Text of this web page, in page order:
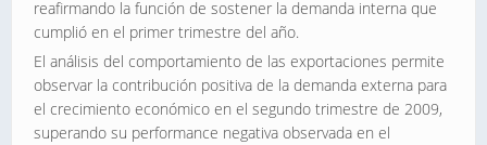
reafirmando la función de sostener la demanda interna que
cumplió en el primer trimestre del año.
El análisis del comportamiento de las exportaciones permite
observar la contribución positiva de la demanda externa para
el crecimiento económico en el segundo trimestre de 2009,
superando su performance negativa observada en el